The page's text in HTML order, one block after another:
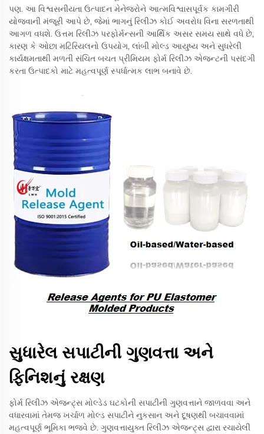
પણ. આ વિશ્વસનીયતા ઉત્પાદન મેનેજરોને આત્મવિશ્વાસપૂર્વક કામગીરી
યોજવાની મંજૂરી આપે છે, જેમાં ભાગનું રિલીઝ કોઈ અવરોધ વિના સરળતાથી
આગળ વધશે. ઉત્તમ રિલીઝ પરફોર્મન્સની આર્થિક અસર સમય સાથે વધે છે,
કારણ કે ઓછા મટિરિયલનો ઉપયોગ, લાંબી મોલ્ડ આયુષ્ય અને સુધરેલી
કાર્યક્ષમતાથી મળતી સંચિત બચત પ્રીમિયમ ફોર્મ રિલીઝ એજન્ટની પસંદગી
કરતા ઉત્પાદકો માટે મહત્વપૂર્ણ સ્પર્ધાત્મક લાભ બનાવે છે.
સુધારેલ સપાટીની ગુણવત્તા અને
ફિનિશનું રક્ષણ
ફોર્મ રિલીઝ એજન્ટ્સ મોલ્ડેડ ઘટકોની સપાટીની ગુણવત્તાને જાળવવા અને
વધારવામાં તેમજ ખર્ચાળ મોલ્ડ સપાટીને નુકસાન અને દૂષણથી બચાવવામાં
મહત્વપૂર્ણ ભૂમિકા ભજવે છે. ગુણવત્તાયુક્ત રિલીઝ એજન્ટ્સ દ્વારા રચાયેલી